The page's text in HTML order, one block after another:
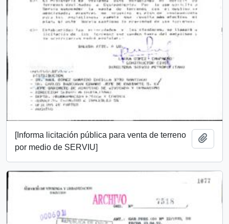
[Informa licitación pública para venta de terreno
por medio de SERVIU]